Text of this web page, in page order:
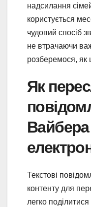
надсилання
користується
чудовий спосіб
не втрачаючи
розберемося, як
Як
Текстові
контенту для
легко